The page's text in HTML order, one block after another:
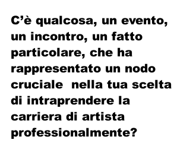
C’è qualcosa, un evento,
un incontro, un fatto
particolare, che ha
rappresentato un nodo
cruciale  nella tua scelta
di intraprendere la
carriera di artista
professionalmente?